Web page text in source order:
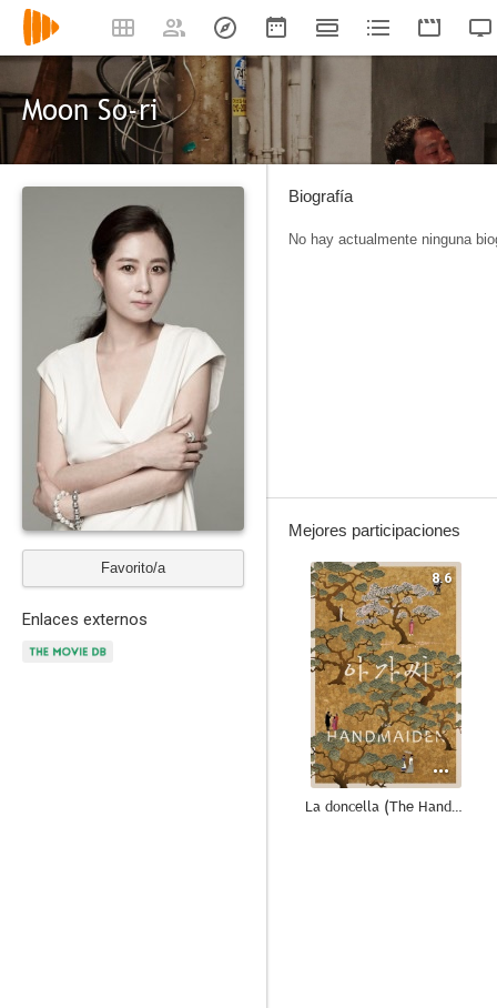
Moon So-ri
Favorito/a
Enlaces externos
Biografía
No hay actualmente ninguna
Mejores participaciones
8.6
La doncella (The Handmaiden)